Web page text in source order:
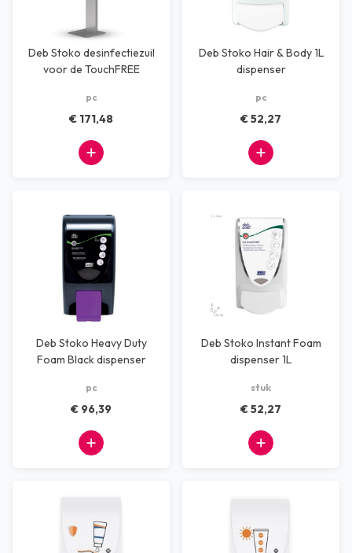
Deb Stoko desinfectiezuil
voor de TouchFREE
pc
€ 171,48
Deb Stoko Hair & Body 1L
dispenser
pc
€ 52,27
Deb Stoko Heavy Duty
Foam Black dispenser
pc
€ 96,39
Deb Stoko Instant Foam
dispenser 1L
stuk
€ 52,27